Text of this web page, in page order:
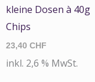
kleine Dosen à 40g
Chips
23,40 CHF
inkl. 2,6 % MwSt.